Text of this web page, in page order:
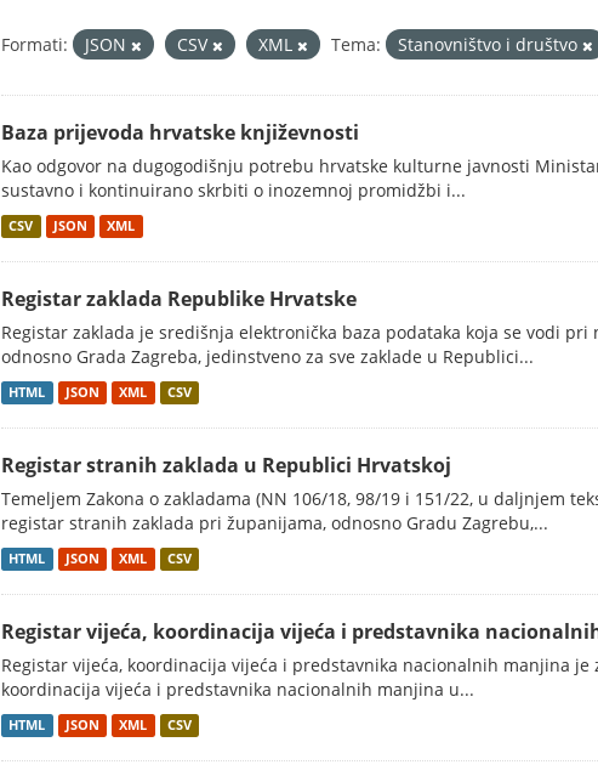
Formati: JSON CSV XML Tema: Stanovništvo i društvo
Baza prijevoda hrvatske književnosti
Kao odgovor na dugogodišnju potrebu hrvatske kulturne javnosti
sustavno i kontinuirano skrbiti o inozemnoj promidžbi i...
CSV JSON XML
Registar zaklada Republike Hrvatske
Registar zaklada je središnja elektronička baza podataka koja se vodi
odnosno Grada Zagreba, jedinstveno za sve zaklade u Republici...
HTML JSON XML CSV
Registar stranih zaklada u Republici Hrvatskoj
Temeljem Zakona o zakladama (NN 106/18, 98/19 i 151/22, u daljnjem
registar stranih zaklada pri županijama, odnosno Gradu Zagrebu,...
HTML JSON XML CSV
Registar vijeća, koordinacija vijeća i predstavnika
Registar vijeća, koordinacija vijeća i predstavnika nacionalnih manjina
koordinacija vijeća i predstavnika nacionalnih manjina u...
HTML JSON XML CSV